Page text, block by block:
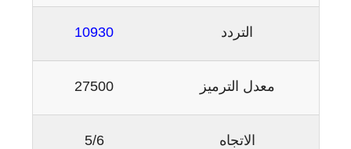
التردد 10930
معدل الترميز 27500
الاتجاه 5/6